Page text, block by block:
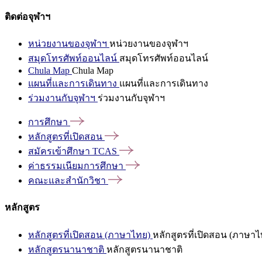
ติดต่อจุฬาฯ
หน่วยงานของจุฬาฯ หน่วยงานของจุฬาฯ
สมุดโทรศัพท์ออนไลน์ สมุดโทรศัพท์ออนไลน์
Chula Map Chula Map
แผนที่และการเดินทาง แผนที่และการเดินทาง
ร่วมงานกับจุฬาฯ ร่วมงานกับจุฬาฯ
การศึกษา
หลักสูตรที่เปิดสอน
สมัครเข้าศึกษา TCAS
ค่าธรรมเนียมการศึกษา
คณะและสำนักวิชา
หลักสูตร
หลักสูตรที่เปิดสอน (ภาษาไทย) หลักสูตรที่เปิดสอน (ภาษาไ
หลักสูตรนานาชาติ หลักสูตรนานาชาติ